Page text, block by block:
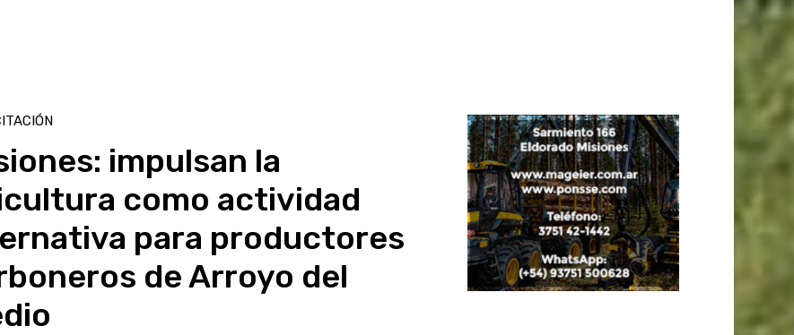
impulsan la
como actividad
para productores
de Arroyo del